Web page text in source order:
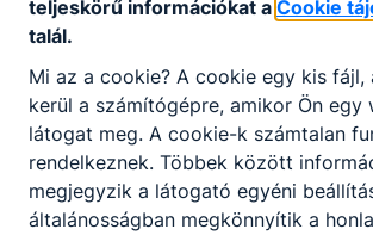
Partnereink
teljeskörű információkat a Cookie
talál.
Mi az a cookie? A cookie egy kis fájl,
kerül a számítógépre, amikor Ön egy
látogat meg. A cookie-k számtalan
rendelkeznek. Többek között
megjegyzik a látogató egyéni
általánosságban megkönnyítik a